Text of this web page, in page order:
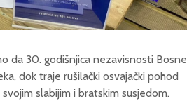
da 30. godišnjica nezavisnosti Bosne
dok traje rušilački osvajački pohod
slabijim i bratskim susjedom.